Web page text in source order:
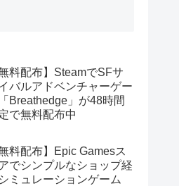
無料配布】SteamでSFサ
バルアドベンチャーゲー
Breathedge」が48時間
で無料配布中
無料配布】Epic Gamesス
でシンプルなショップ経
ミュレーションゲーム